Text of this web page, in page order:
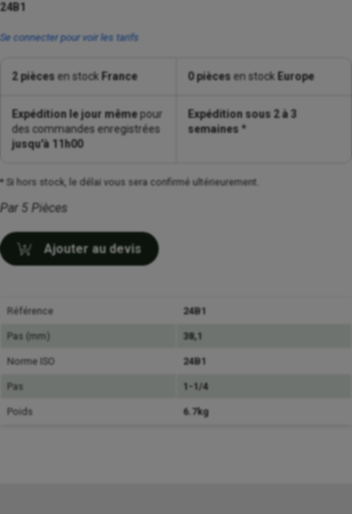
24B1
Se connecter pour voir les tarifs
2 piècesen stock France 0 piècesen stock Europe
Expédition le jour mêmepour
des commandes enregistrées
jusqu'à 11h00
Expédition sous 2 à 3
semaines *
* Si hors stock, le délai vous sera confirmé ultérieurement.
Par 5 Pièces
Ajouter au devis
Référence 24B1
Pas (mm) 38,1
Norme ISO 24B1
Pas 1-1/4
Poids 6.7kg